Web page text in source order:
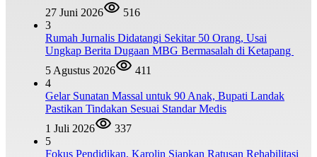
27 Juni 2026
516
3
Rumah Jurnalis Didatangi Sekitar 50 Orang, Usai
Ungkap Berita Dugaan MBG Bermasalah di Ketapang
5 Agustus 2026
411
4
Gelar Sunatan Massal untuk 90 Anak, Bupati Landak
Pastikan Tindakan Sesuai Standar Medis
1 Juli 2026
337
5
Fokus Pendidikan, Karolin Siapkan Ratusan Rehabilitasi